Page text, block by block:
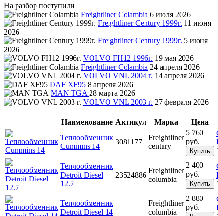
На разбор поступили
Freightliner Colambia 6 июля 2026
Freightliner Century 1999г. 11 июня
2026
Freightliner Century 1999г. 5 июня
2026
VOLVO FH12 1996г. 19 мая 2026
Freightliner Colambia 24 апреля 2026
VOLVO VNL 2004 г. 14 апреля 2026
DAF XF95 8 апреля 2026
MAN TGA 28 марта 2026
VOLVO VNL 2003 г. 27 февраля 2026
Наименование Актикул Марка
Цена
Теплообменник
Cummins 14
3081177
Freightliner
century
5 760
руб.
Купить
Теплообменник
Detroit Diesel
12.7
23524886
Freightliner
columbia
2 400
руб.
Купить
Теплообменник
Detroit Diesel 14
Freightliner
columbia
2 880
руб.